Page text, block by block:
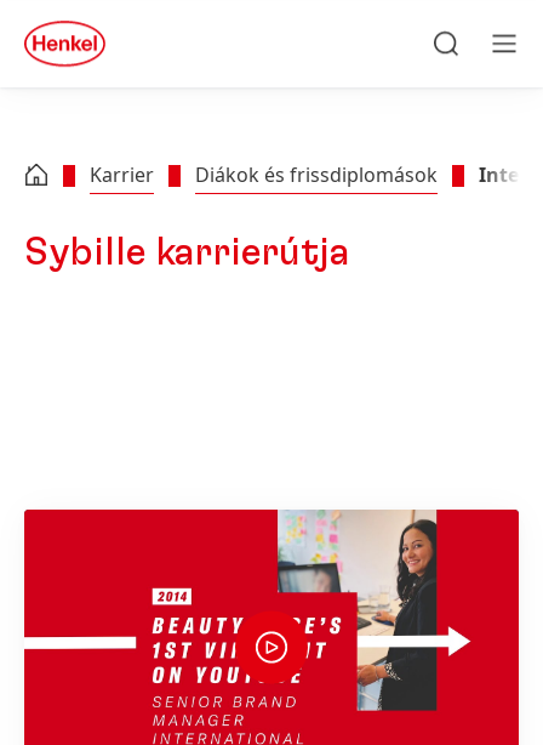
Skip to footer
quick
search
Karrier Diákok és frissdiplomások
Sybille karrierútja